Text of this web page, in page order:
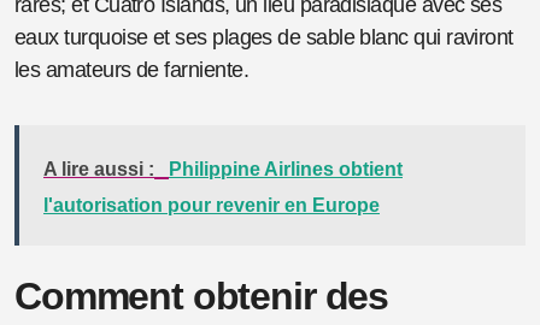
eaux turquoise et ses plages de sable blanc qui raviront
les amateurs de farniente.
A lire aussi :
Philippine Airlines obtient
l'autorisation pour revenir en Europe
Comment obtenir des